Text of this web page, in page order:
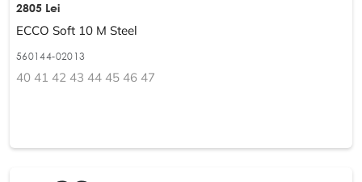
2805 Lei
ECCO Soft 10 M Steel
560144-02013
40 41 42 43 44 45 46 47